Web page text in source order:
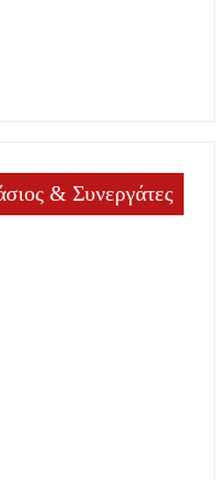
& Συνεργάτες